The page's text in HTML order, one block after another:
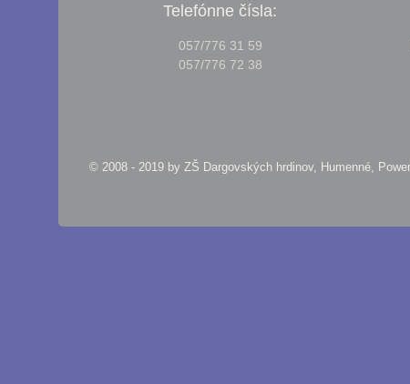
Telefónne čísla:
057/776 31 59
057/776 72 38
© 2008 - 2019 by ZŠ Dargovských hrdinov, Humenné,